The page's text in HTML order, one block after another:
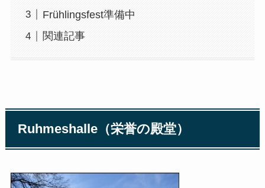
Frühlingsfest準備中
関連記事
Ruhmeshalle（栄誉の殿堂）